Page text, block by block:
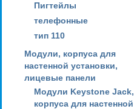
Пигтейлы
телефонные
тип 110
Модули, корпуса для
настенной установки,
лицевые панели
Модули Keystone Jack,
корпуса для настенной